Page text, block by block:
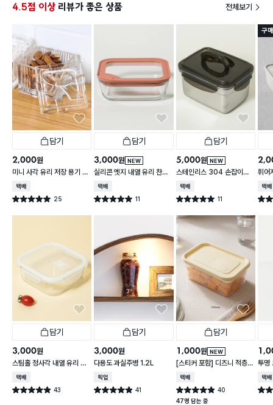
4.5점 이상 리뷰가 좋은 상품 전체보기
담기
2,000원
미니 사각 유리 저장 용기 13
0 ml
택배배송
별점 5.0점 25
건 작성
담기
NEW
3,000원
실리콘 엣지 내열 유리 찬통
550 ml
택배배송
별점 5.0점 11
건 작성
담기
NEW
5,000원
스테인리스 304 손잡이형
대용량 찬통 2.2 L
택배배송
별점 5.0점 11
건 작성
구
휘어
2 L
택배
별점
담기
3,000원
스팀홀 정사각 내열 유리 찬
통 1.2 L
택배배송
별점 4.9점 43
건 작성
담기
3,000원
다용도 과실주병 1.2L
매장픽업
별점 4.9점 41
건 작성
담기
NEW
1,000원
[스티커 포함] 디즈니 적층
가능한 말랑핏 600 ml 아
이보리
택배배송
별점 4.9점 40
건 작성
47명 담는 중
투명
택배
별점